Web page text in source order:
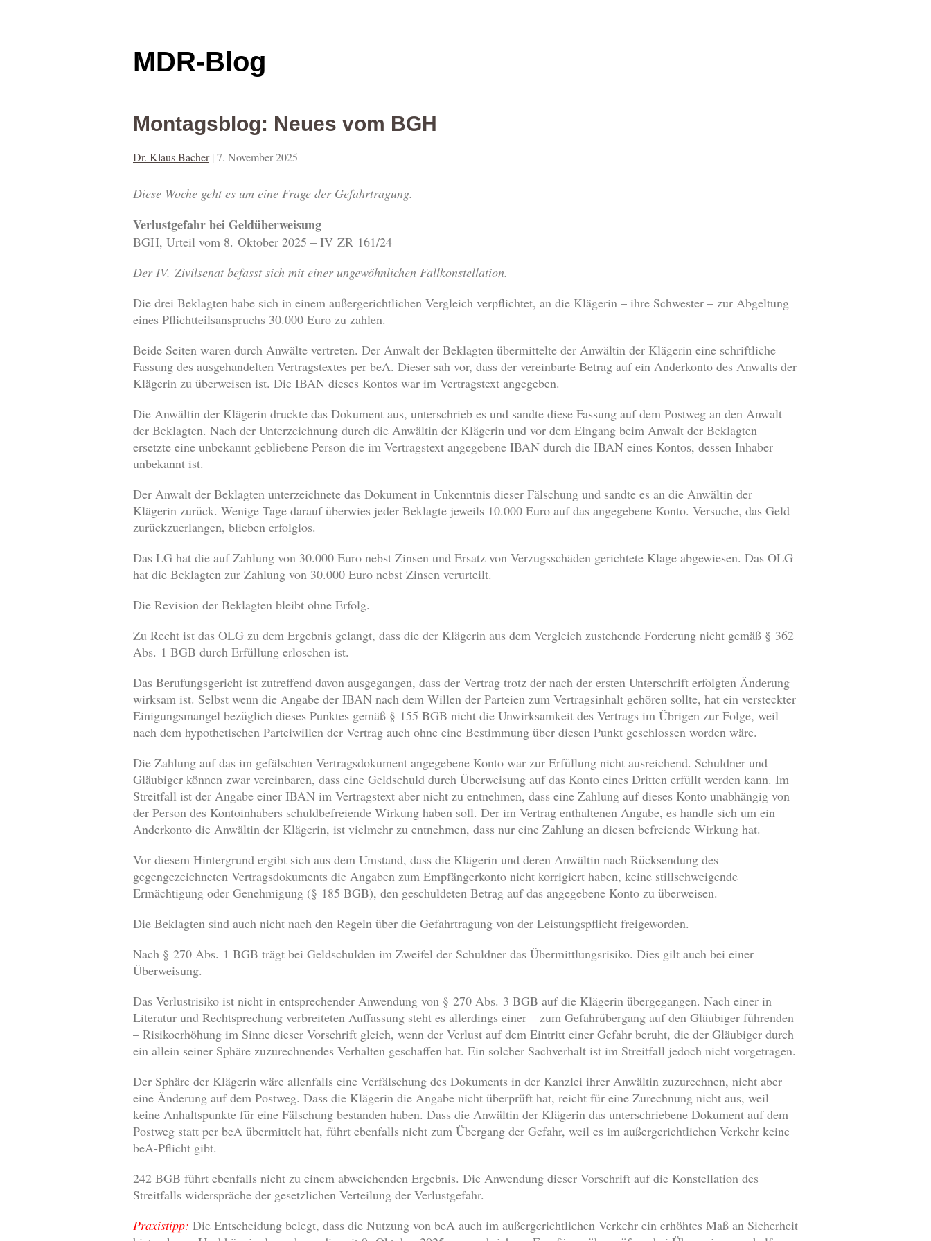
MDR-Blog
Montagsblog: Neues vom BGH
Dr. Klaus Bacher | 7. November 2025
Diese Woche geht es um eine Frage der Gefahrtragung.
Verlustgefahr bei Geldüberweisung
BGH, Urteil vom 8. Oktober 2025 – IV ZR 161/24
Der IV. Zivilsenat befasst sich mit einer ungewöhnlichen Fallkonstellation.
Die drei Beklagten habe sich in einem außergerichtlichen Vergleich verpflichtet, an die Klägerin – ihre Schwester – zur Abgeltung
eines Pflichtteilsanspruchs 30.000 Euro zu zahlen.
Beide Seiten waren durch Anwälte vertreten. Der Anwalt der Beklagten übermittelte der Anwältin der Klägerin eine schriftliche
Fassung des ausgehandelten Vertragstextes per beA. Dieser sah vor, dass der vereinbarte Betrag auf ein Anderkonto des Anwalts der
Klägerin zu überweisen ist. Die IBAN dieses Kontos war im Vertragstext angegeben.
Die Anwältin der Klägerin druckte das Dokument aus, unterschrieb es und sandte diese Fassung auf dem Postweg an den Anwalt
der Beklagten. Nach der Unterzeichnung durch die Anwältin der Klägerin und vor dem Eingang beim Anwalt der Beklagten
ersetzte eine unbekannt gebliebene Person die im Vertragstext angegebene IBAN durch die IBAN eines Kontos, dessen Inhaber
unbekannt ist.
Der Anwalt der Beklagten unterzeichnete das Dokument in Unkenntnis dieser Fälschung und sandte es an die Anwältin der
Klägerin zurück. Wenige Tage darauf überwies jeder Beklagte jeweils 10.000 Euro auf das angegebene Konto. Versuche, das Geld
zurückzuerlangen, blieben erfolglos.
Das LG hat die auf Zahlung von 30.000 Euro nebst Zinsen und Ersatz von Verzugsschäden gerichtete Klage abgewiesen. Das OLG
hat die Beklagten zur Zahlung von 30.000 Euro nebst Zinsen verurteilt.
Die Revision der Beklagten bleibt ohne Erfolg.
Zu Recht ist das OLG zu dem Ergebnis gelangt, dass die der Klägerin aus dem Vergleich zustehende Forderung nicht gemäß § 362
Abs. 1 BGB durch Erfüllung erloschen ist.
Das Berufungsgericht ist zutreffend davon ausgegangen, dass der Vertrag trotz der nach der ersten Unterschrift erfolgten Änderung
wirksam ist. Selbst wenn die Angabe der IBAN nach dem Willen der Parteien zum Vertragsinhalt gehören sollte, hat ein versteckter
Einigungsmangel bezüglich dieses Punktes gemäß § 155 BGB nicht die Unwirksamkeit des Vertrags im Übrigen zur Folge, weil
nach dem hypothetischen Parteiwillen der Vertrag auch ohne eine Bestimmung über diesen Punkt geschlossen worden wäre.
Die Zahlung auf das im gefälschten Vertragsdokument angegebene Konto war zur Erfüllung nicht ausreichend. Schuldner und
Gläubiger können zwar vereinbaren, dass eine Geldschuld durch Überweisung auf das Konto eines Dritten erfüllt werden kann. Im
Streitfall ist der Angabe einer IBAN im Vertragstext aber nicht zu entnehmen, dass eine Zahlung auf dieses Konto unabhängig von
der Person des Kontoinhabers schuldbefreiende Wirkung haben soll. Der im Vertrag enthaltenen Angabe, es handle sich um ein
Anderkonto die Anwältin der Klägerin, ist vielmehr zu entnehmen, dass nur eine Zahlung an diesen befreiende Wirkung hat.
Vor diesem Hintergrund ergibt sich aus dem Umstand, dass die Klägerin und deren Anwältin nach Rücksendung des
gegengezeichneten Vertragsdokuments die Angaben zum Empfängerkonto nicht korrigiert haben, keine stillschweigende
Ermächtigung oder Genehmigung (§ 185 BGB), den geschuldeten Betrag auf das angegebene Konto zu überweisen.
Die Beklagten sind auch nicht nach den Regeln über die Gefahrtragung von der Leistungspflicht freigeworden.
Nach § 270 Abs. 1 BGB trägt bei Geldschulden im Zweifel der Schuldner das Übermittlungsrisiko. Dies gilt auch bei einer
Überweisung.
Das Verlustrisiko ist nicht in entsprechender Anwendung von § 270 Abs. 3 BGB auf die Klägerin übergegangen. Nach einer in
Literatur und Rechtsprechung verbreiteten Auffassung steht es allerdings einer – zum Gefahrübergang auf den Gläubiger führenden
– Risikoerhöhung im Sinne dieser Vorschrift gleich, wenn der Verlust auf dem Eintritt einer Gefahr beruht, die der Gläubiger durch
ein allein seiner Sphäre zuzurechnendes Verhalten geschaffen hat. Ein solcher Sachverhalt ist im Streitfall jedoch nicht vorgetragen.
Der Sphäre der Klägerin wäre allenfalls eine Verfälschung des Dokuments in der Kanzlei ihrer Anwältin zuzurechnen, nicht aber
eine Änderung auf dem Postweg. Dass die Klägerin die Angabe nicht überprüft hat, reicht für eine Zurechnung nicht aus, weil
keine Anhaltspunkte für eine Fälschung bestanden haben. Dass die Anwältin der Klägerin das unterschriebene Dokument auf dem
Postweg statt per beA übermittelt hat, führt ebenfalls nicht zum Übergang der Gefahr, weil es im außergerichtlichen Verkehr keine
beA-Pflicht gibt.
242 BGB führt ebenfalls nicht zu einem abweichenden Ergebnis. Die Anwendung dieser Vorschrift auf die Konstellation des
Streitfalls widerspräche der gesetzlichen Verteilung der Verlustgefahr.
Praxistipp: Die Entscheidung belegt, dass die Nutzung von beA auch im außergerichtlichen Verkehr ein erhöhtes Maß an Sicherheit